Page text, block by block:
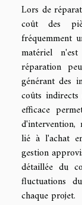
Lors de
coût des
fréquemment
matériel
réparation
générant des
coûts
efficace
lié à l'achat
gestion
détaillée du
fluctuations
chaque projet.